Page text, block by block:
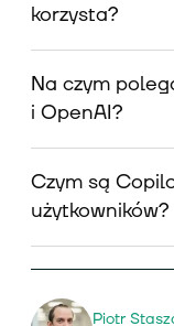
korzysta?
Na czym
i OpenAI?
Czym są
użytkowników?
Piotr